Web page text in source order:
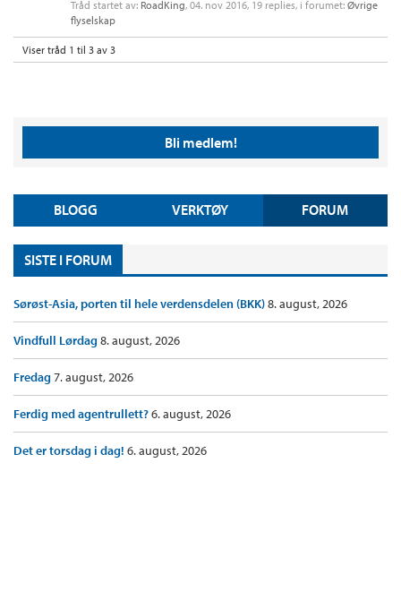
Tråd startet av: RoadKing, 04. nov 2016, 19 replies, i forumet: Øvrige
flyselskap
Viser tråd 1 til 3 av 3
Bli medlem!
BLOGG VERKTØY FORUM
SISTE I FORUM
Sørøst-Asia, porten til hele verdensdelen (BKK)8. august, 2026
Vindfull Lørdag8. august, 2026
Fredag7. august, 2026
Ferdig med agentrullett?6. august, 2026
Det er torsdag i dag! 6. august, 2026